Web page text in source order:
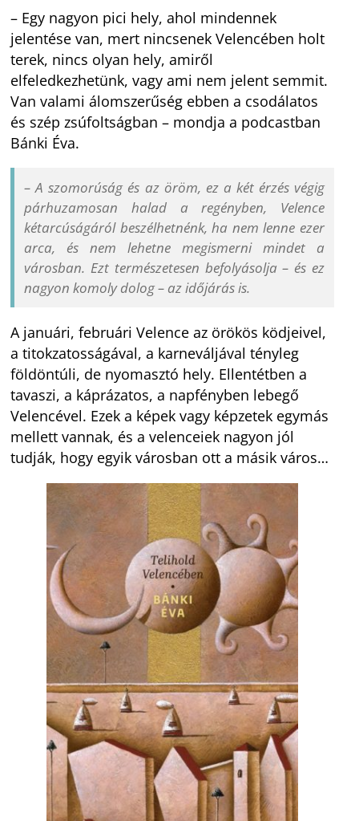
– Egy nagyon pici hely, ahol mindennek
jelentése van, mert nincsenek Velencében holt
terek, nincs olyan hely, amiről
elfeledkezhetünk, vagy ami nem jelent semmit.
Van valami álomszerűség ebben a csodálatos
és szép zsúfoltságban – mondja a podcastban
Bánki Éva.
– A szomorúság és az öröm, ez a két érzés végig
párhuzamosan halad a regényben, Velence
kétarcúságáról beszélhetnénk, ha nem lenne ezer
arca, és nem lehetne megismerni mindet a
városban. Ezt természetesen befolyásolja – és ez
nagyon komoly dolog – az időjárás is.
A januári, februári Velence az örökös ködjeivel,
a titokzatosságával, a karneváljával tényleg
földöntúli, de nyomasztó hely. Ellentétben a
tavaszi, a káprázatos, a napfényben lebegő
Velencével. Ezek a képek vagy képzetek egymás
mellett vannak, és a velenceiek nagyon jól
tudják, hogy egyik városban ott a másik város…